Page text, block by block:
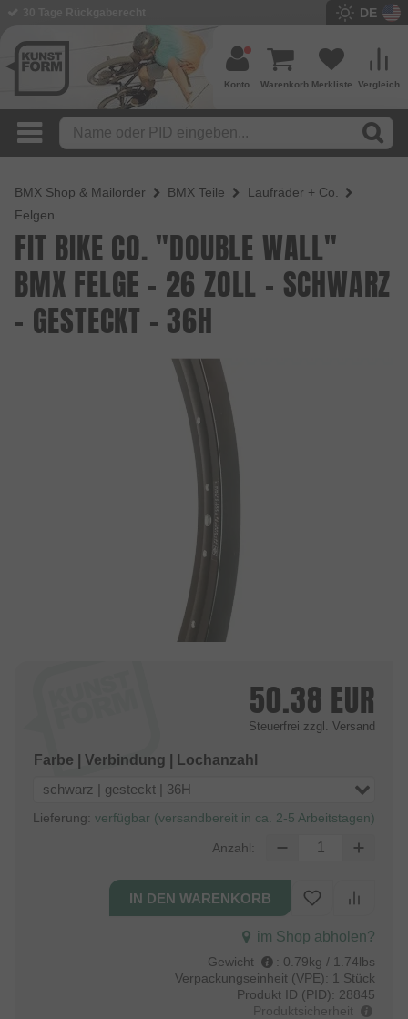
DE
Vergleich
Merkliste
Warenkorb
Konto
BMX Shop & Mailorder BMX Teile
Laufräder + Co.
Felgen
FIT BIKE CO. "DOUBLE WALL"
BMX FELGE - 26 ZOLL - SCHWARZ
- GESTECKT - 36H
50.38 EUR
Steuerfrei zzgl. Versand
Farbe | Verbindung | Lochanzahl
schwarz | gesteckt | 36H
Lieferung: verfügbar (versandbereit in ca. 2-5 Arbeitstagen)
Anzahl:
im Shop abholen?
Gewicht : 0.79kg / 1.74lbs
Verpackungseinheit (VPE): 1 Stück
Produkt ID (PID): 28845
Produktsicherheit